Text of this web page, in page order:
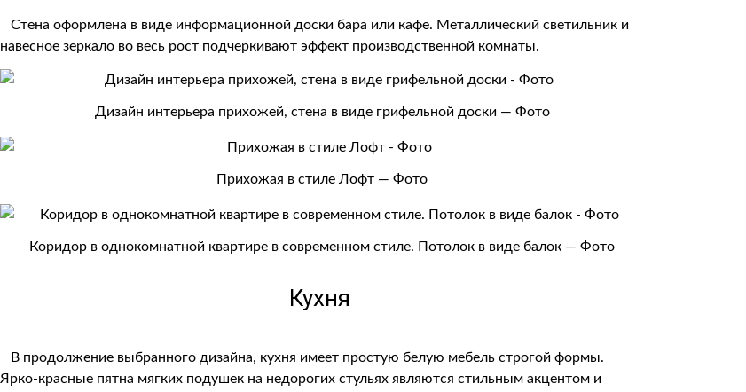
Стена оформлена в виде информационной доски бара или кафе. Металлический светильник и
навесное зеркало во весь рост подчеркивают эффект производственной комнаты.
Дизайн интерьера прихожей, стена в виде грифельной доски — Фото
Прихожая в стиле Лофт — Фото
Коридор в однокомнатной квартире в современном стиле. Потолок в виде балок — Фото
Кухня
В продолжение выбранного дизайна, кухня имеет простую белую мебель строгой формы.
Ярко-красные пятна мягких подушек на недорогих стульях являются стильным акцентом и